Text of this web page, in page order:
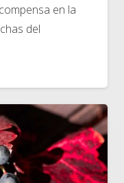
en la
del